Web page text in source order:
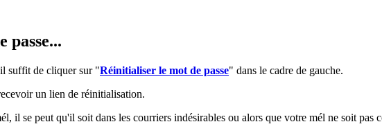
passe...
il suffit de cliquer sur "Réinitialiser le mot de passe" dans le cadre de gauche.
un lien de réinitialisation.
il se peut qu'il soit dans les courriers indésirables ou alors que votre mél ne soit